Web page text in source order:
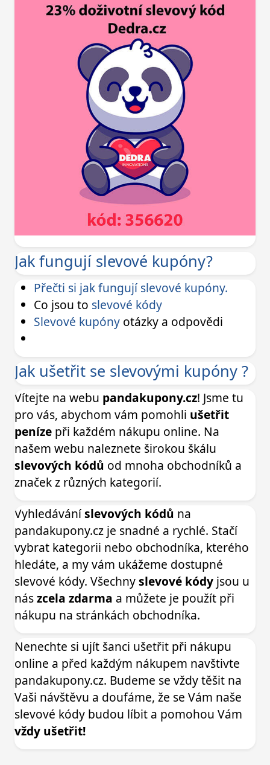
Jak fungují slevové kupóny?
Přečti si jak fungují slevové kupóny.
Co jsou to slevové kódy
Slevové kupóny otázky a odpovědi
Jak ušetřit se slevovými kupóny ?
Vítejte na webu pandakupony.cz! Jsme tu
pro vás, abychom vám pomohli ušetřit
peníze při každém nákupu online. Na
našem webu naleznete širokou škálu
slevových kódů od mnoha obchodníků a
značek z různých kategorií.
Vyhledáváníslevových kódů na
pandakupony.cz je snadné a rychlé. Stačí
vybrat kategorii nebo obchodníka, kterého
hledáte, a my vám ukážeme dostupné
slevové kódy. Všechnyslevové kódy jsou u
nászcela zdarma a můžete je použít při
nákupu na stránkách obchodníka.
Nenechte si ujít šanci ušetřit při nákupu
online a před každým nákupem navštivte
pandakupony.cz. Budeme se vždy těšit na
Vaši návštěvu a doufáme, že se Vám naše
slevové kódy budou líbit a pomohou Vám
vždy ušetřit!